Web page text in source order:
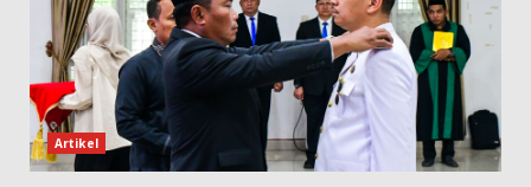
Artikel